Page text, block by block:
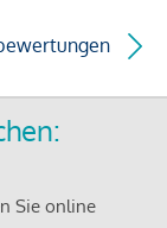
Sie online